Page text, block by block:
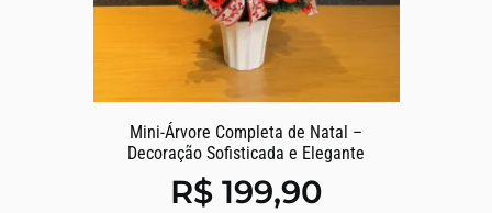
Mini-Árvore Completa de Natal –
Decoração Sofisticada e Elegante
R$199,90